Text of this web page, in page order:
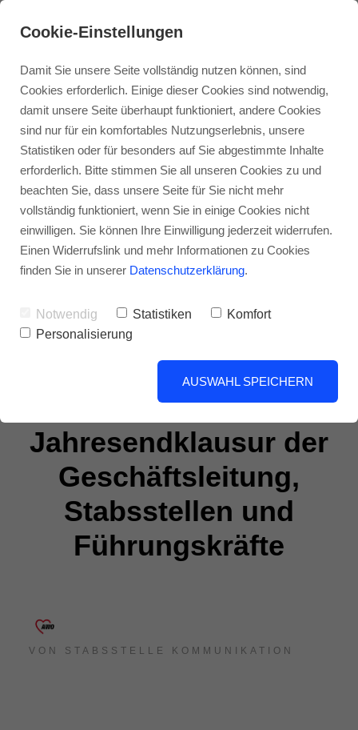
Jahresendklausur der
Geschäftsleitung,
Stabsstellen und
Führungskräfte
VON STABSSTELLE KOMMUNIKATION
Cookie-Einstellungen
Damit Sie unsere Seite vollständig nutzen können, sind
Cookies erforderlich. Einige dieser Cookies sind notwendig,
damit unsere Seite überhaupt funktioniert, andere Cookies
sind nur für ein komfortables Nutzungserlebnis, unsere
Statistiken oder für besonders auf Sie abgestimmte Inhalte
erforderlich. Bitte stimmen Sie all unseren Cookies zu und
beachten Sie, dass unsere Seite für Sie nicht mehr
vollständig funktioniert, wenn Sie in einige Cookies nicht
einwilligen. Sie können Ihre Einwilligung jederzeit widerrufen.
Einen Widerrufslink und mehr Informationen zu Cookies
finden Sie in unserer Datenschutzerklärung.
Notwendig Statistiken
Komfort
Personalisierung
AUSWAHL SPEICHERN